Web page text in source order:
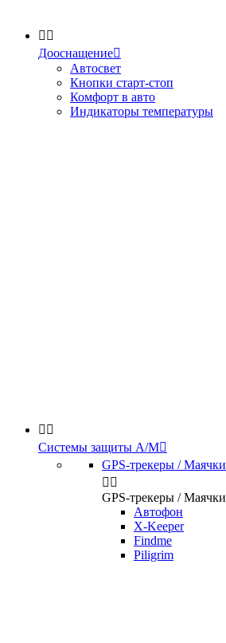
 
Дооснащение
Автосвет
Кнопки старт-стоп
Комфорт в авто
Индикаторы температуры
 
Системы защиты А/М
GPS-трекеры / Маячки
 
GPS-трекеры / Маячки
Автофон
X-Keeper
Findme
Piligrim